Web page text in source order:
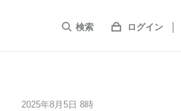
検索 ログイン
2025年8月5日 8時